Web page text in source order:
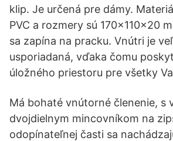
klip. Je určená pre dámy.
PVC a rozmery sú 170×110×20
sa zapína na pracku. Vnútri je
usporiadaná, vďaka čomu
úložného priestoru pre všetky
Má bohaté vnútorné členenie, s
dvojdielnym mincovníkom na
odopínateľnej časti sa